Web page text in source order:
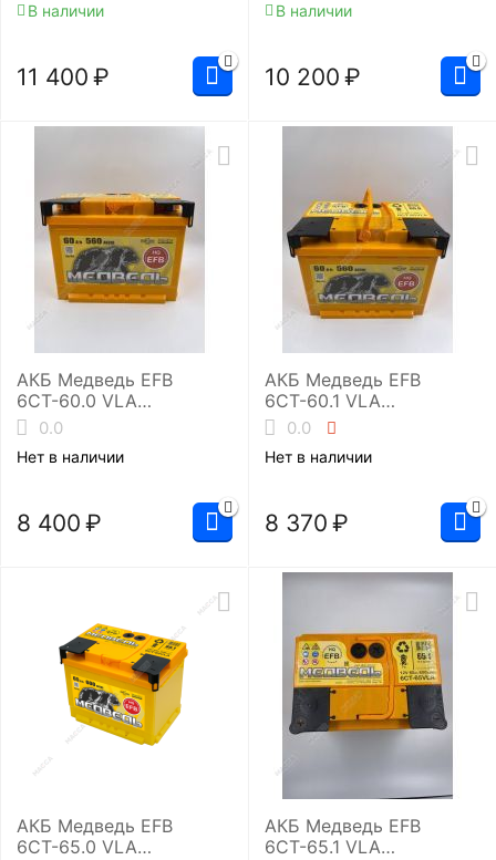
В наличии
11 400 ₽
В наличии
10 200 ₽
АКБ Медведь EFB
6СТ-60.0 VLA
(L2/560EN)
0.0
Нет в наличии
8 400 ₽
АКБ Медведь EFB
6СТ-60.1 VLA
(L2/560EN)
0.0
Нет в наличии
8 370 ₽
АКБ Медведь EFB
6СТ-65.0 VLA
АКБ Медведь EFB
6СТ-65.1 VLA